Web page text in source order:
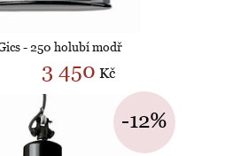
- 250 holubí modř
3 450 Kč
-12%